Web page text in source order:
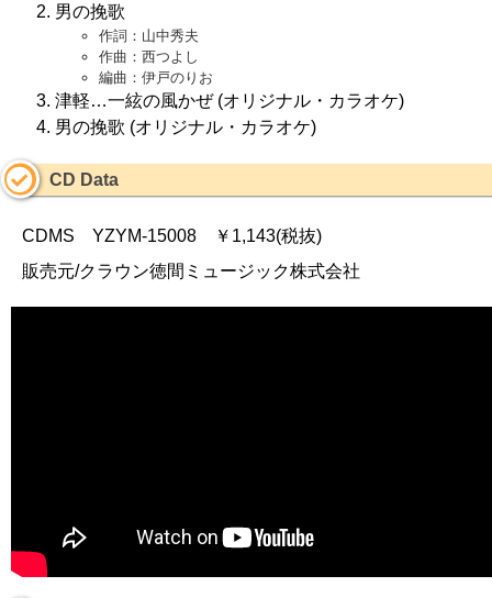
男の挽歌
作詞：山中秀夫
作曲：西つよし
編曲：伊戸のりお
津軽…一絃の風かぜ (オリジナル・カラオケ)
男の挽歌 (オリジナル・カラオケ)
CD Data
CDMS YZYM-15008 ￥1,143(税抜)
販売元/クラウン徳間ミュージック株式会社